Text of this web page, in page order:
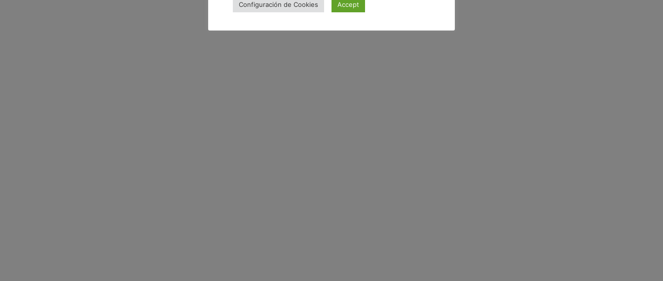
Configuración de Cookies Accept